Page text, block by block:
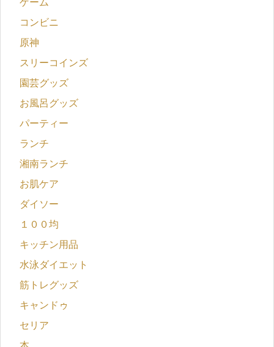
コンビニ
原神
スリーコインズ
園芸グッズ
お風呂グッズ
パーティー
ランチ
湘南ランチ
お肌ケア
ダイソー
１００均
キッチン用品
水泳ダイエット
筋トレグッズ
キャンドゥ
セリア